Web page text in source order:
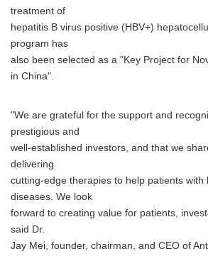
treatment of
hepatitis B virus positive (HBV+)
program has
also been selected as a "Key Project for
in China".
"We are grateful for the support and
prestigious and
well-established investors, and that we
delivering
cutting-edge therapies to help patients with
diseases. We look
forward to creating value for patients,
said Dr.
Jay Mei, founder, chairman, and CEO of